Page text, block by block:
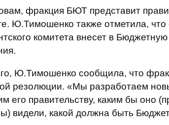
фракция БЮТ представит
Ю.Тимошенко также отметила,
комитета внесет в
Ю.Тимошенко сообщила, что
резолюции. «Мы разработаем
его правительству, каким бы оно
видели, какой должна быть